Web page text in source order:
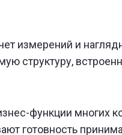
измерений и
структуру,
функции многих
готовность